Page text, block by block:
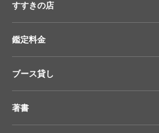
すすきの店
鑑定料金
ブース貸し
著書